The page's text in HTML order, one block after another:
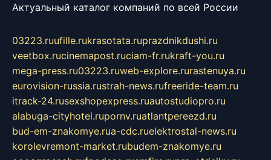
Актуальный каталог компаний по всей России
03223.ruufille.rukrasotata.ruprazdnikdushi.ru
veetbox.rucinemapost.ruciam-fr.rukraft-you.ru
mega-press.ru03223.ruweb-explore.rurastenuya.ru
eurovision-russia.rustrah-news.rufreeride-team.ru
itrack-24.rusexshopexpress.ruautostudiopro.ru
alabuga-cityhotel.rupornv.ruatlantpereezd.ru
bud-em-znakomye.rua-cdc.ruelektrostal-news.ru
korolevremont-market.rubudem-znakomye.ru